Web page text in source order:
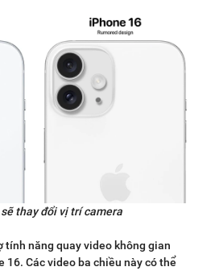
thay đổi vị trí camera
tính năng quay video không gian
16. Các video ba chiều này có thể